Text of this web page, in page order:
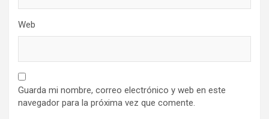
Web
Guarda mi nombre, correo electrónico y web en este
navegador para la próxima vez que comente.